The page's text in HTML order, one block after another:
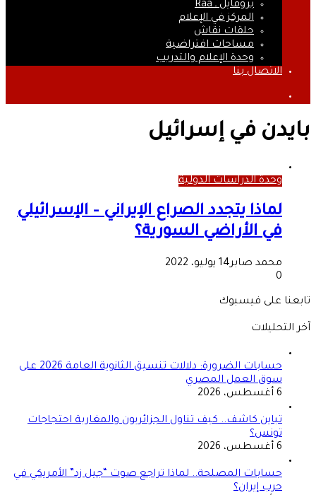
بروفايل ـ Raa
المركز في الإعلام
حلقات نقاش
مساحات افتراضية
وحدة الإعلام والتدريب
الاتصال بنا
بايدن في إسرائيل
وحدة الدراسات الدولية
لماذا يتجدد الصراع الإيراني – الإسرائيلي
في الأراضي السورية؟
محمد صابر14 يوليو، 2022
0
تابعنا على فيسبوك
آخر التحليلات
حسابات الضرورة: دلالات تنسيق الثانوية العامة 2026 على
سوق العمل المصري
6 أغسطس، 2026
تباين كاشف.. كيف تناول الجزائريون والمغاربة احتجاجات
تونس؟
6 أغسطس، 2026
حسابات المصلحة.. لماذا تراجع صوت “جيل زد” الأمريكي في
حرب إيران؟